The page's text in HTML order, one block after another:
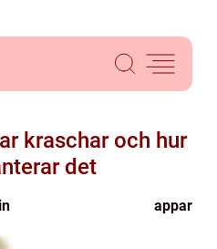
kraschar och hur
det
appar